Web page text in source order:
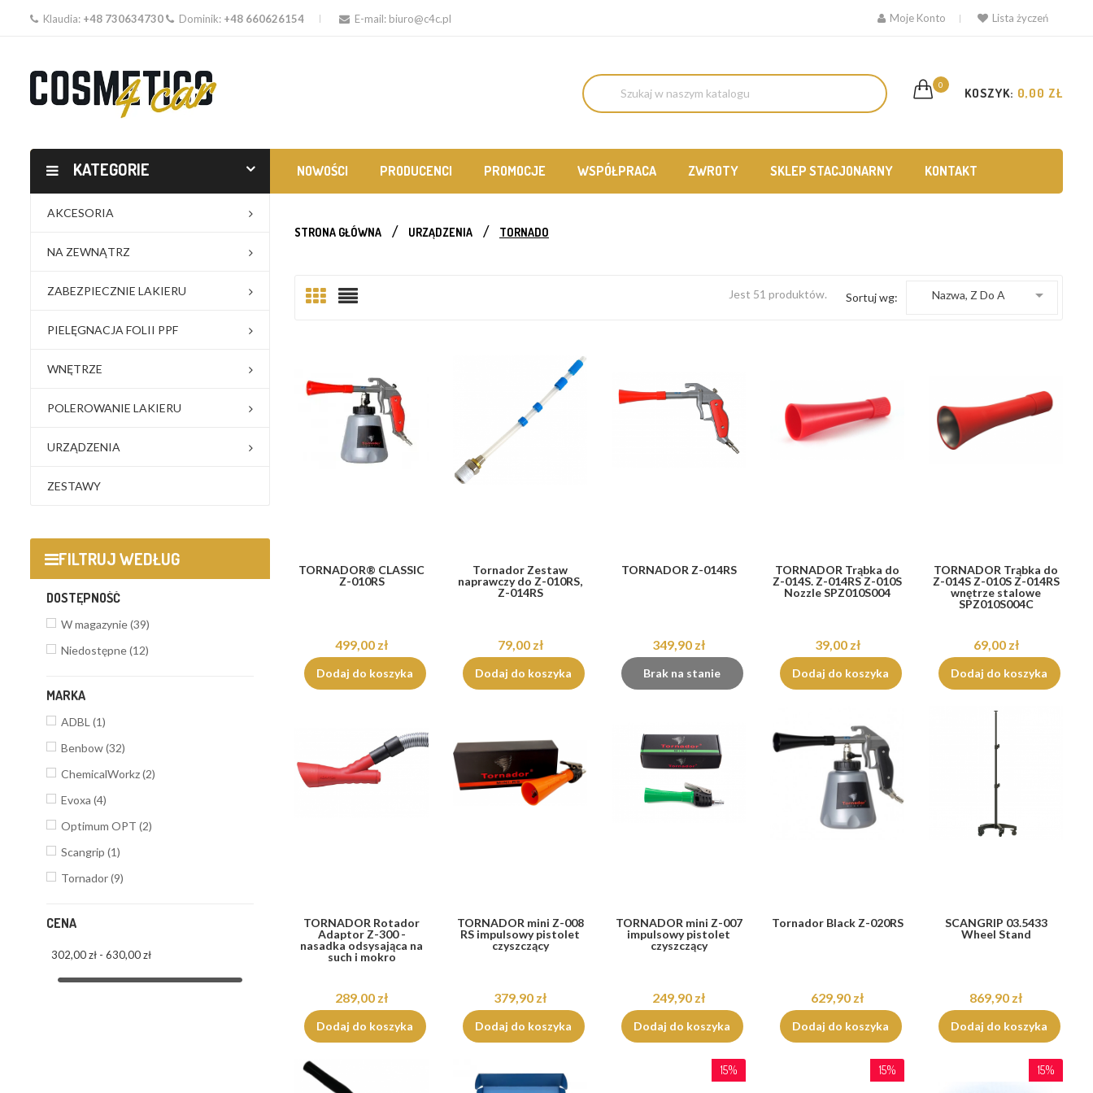
Klaudia: +48 730634730 Dominik: +48 660626154 E-mail: biuro@c4c.pl Moje Konto Lista życzeń
0
KOSZYK: 0,00 ZŁ
KATEGORIE NOWOŚCI PRODUCENCI PROMOCJE WSPÓŁPRACA ZWROTY SKLEP STACJONARNY KONTAKT
AKCESORIA
NA ZEWNĄTRZ
ZABEZPIECZNIE LAKIERU
PIELĘGNACJA FOLII PPF
WNĘTRZE
POLEROWANIE LAKIERU
URZĄDZENIA
ZESTAWY
FILTRUJ WEDŁUG
DOSTĘPNOŚĆ
W magazynie(39)
Niedostępne(12)
MARKA
ADBL (1)
Benbow(32)
ChemicalWorkz(2)
Evoxa (4)
Optimum OPT (2)
Scangrip (1)
Tornador(9)
CENA
302,00 zł - 630,00 zł
STRONA GŁÓWNA URZĄDZENIA TORNADO
Jest 51 produktów. Sortuj wg: Nazwa, Z Do A 
TORNADOR® CLASSIC
Z-010RS
499,00 zł
Dodaj do koszyka
Tornador Zestaw
naprawczy do Z-010RS,
Z-014RS
79,00 zł
Dodaj do koszyka
TORNADOR Z-014RS
349,90 zł
Brak na stanie
TORNADOR Trąbka do
Z-014S. Z-014RS Z-010S
Nozzle SPZ010S004
39,00 zł
Dodaj do koszyka
TORNADOR Trąbka do
Z-014S Z-010S Z-014RS
wnętrze stalowe
SPZ010S004C
69,00 zł
Dodaj do koszyka
TORNADOR Rotador
Adaptor Z-300 -
nasadka odsysająca na
such i mokro
289,00 zł
Dodaj do koszyka
TORNADOR mini Z-008
RS impulsowy pistolet
czyszczący
379,90 zł
Dodaj do koszyka
TORNADOR mini Z-007
impulsowy pistolet
czyszczący
249,90 zł
Dodaj do koszyka
Tornador Black Z-020RS
629,90 zł
Dodaj do koszyka
SCANGRIP 03.5433
Wheel Stand
869,90 zł
Dodaj do koszyka
15% 15% 15%